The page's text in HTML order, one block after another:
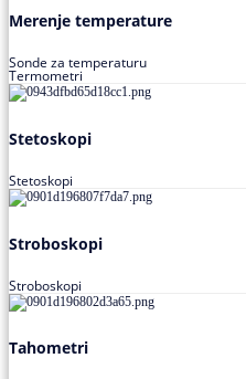
Merenje temperature
Sonde za temperaturu
Termometri
Stetoskopi
Stetoskopi
Stroboskopi
Stroboskopi
Tahometri